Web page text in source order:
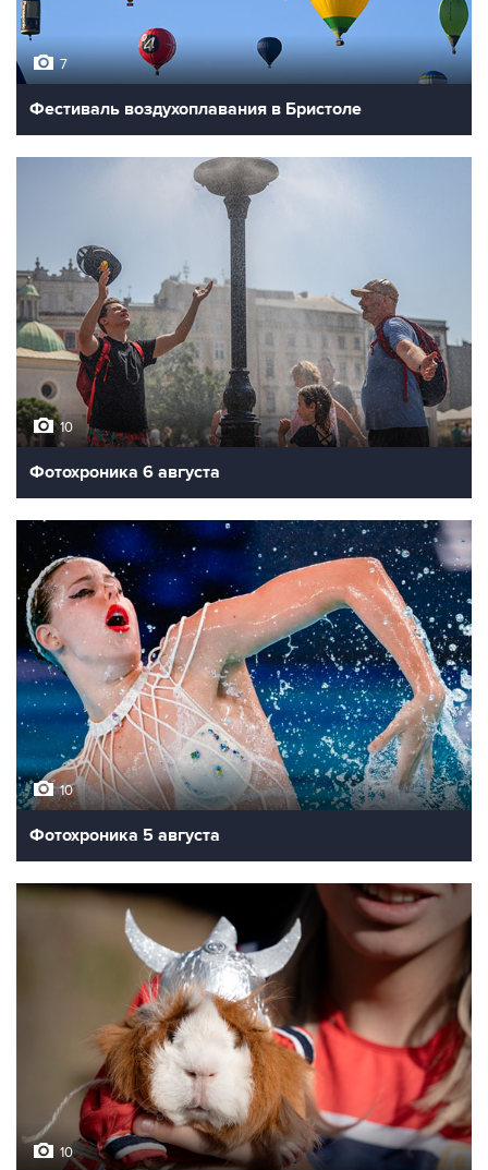
7
Фестиваль воздухоплавания в Бристоле
10
Фотохроника 6 августа
10
Фотохроника 5 августа
10